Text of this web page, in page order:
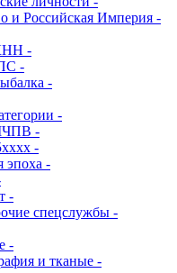
и Российская Империя -
-
-
-
-
-
-
эпоха -
-
спецслужбы -
-
и тканые -